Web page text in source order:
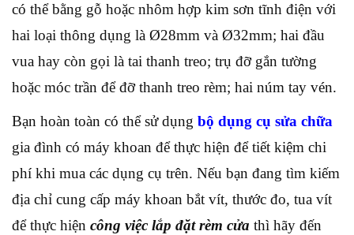
có thể bằng gỗ hoặc nhôm hợp kim sơn tĩnh điện với
hai loại thông dụng là Ø28mm và Ø32mm; hai đầu
vua hay còn gọi là tai thanh treo; trụ đỡ gắn tường
hoặc móc trần để đỡ thanh treo rèm; hai núm tay vén.
Bạn hoàn toàn có thể sử dụng bộ dụng cụ sửa chữa
gia đình có máy khoan để thực hiện để tiết kiệm chi
phí khi mua các dụng cụ trên. Nếu bạn đang tìm kiếm
địa chỉ cung cấp máy khoan bắt vít, thước đo, tua vít
để thực hiện công việc lắp đặt rèm cửa thì hãy đến